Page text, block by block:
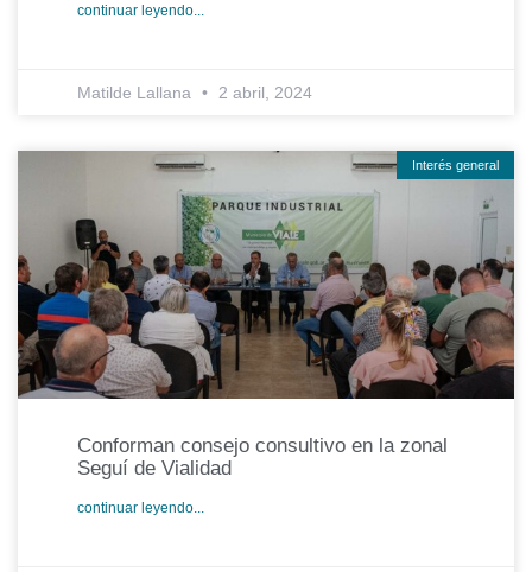
continuar leyendo...
Matilde Lallana 2 abril, 2024
Interés general
Conforman consejo consultivo en la zonal
Seguí de Vialidad
continuar leyendo...